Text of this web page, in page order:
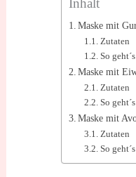
Inhalt
Maske mit
Zutaten
So geht´s
Maske mit
Zutaten
So geht´s
Maske mit
Zutaten
So geht´s